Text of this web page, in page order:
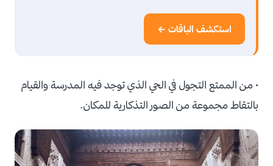
استكشف الباقات ←
• من الممتع التجول في الحي الذي توجد فيه المدرسة والقيام
بالتقاط مجموعة من الصور التذكارية للمكان.